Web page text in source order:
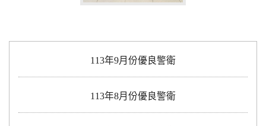
113年9月份優良警衛
113年8月份優良警衛